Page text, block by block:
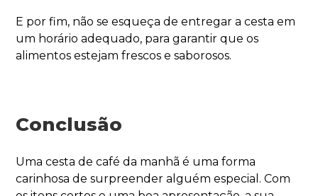
E por fim, não se esqueça de entregar a cesta em
um horário adequado, para garantir que os
alimentos estejam frescos e saborosos.
Conclusão
Uma cesta de café da manhã é uma forma
carinhosa de surpreender alguém especial. Com